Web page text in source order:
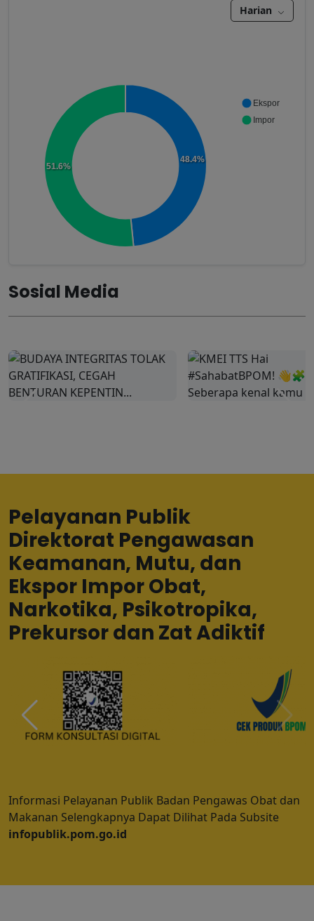
Harian
48.4%
51.6%
Ekspor
Impor
Sosial Media
Pelayanan Publik
Direktorat Pengawasan
Keamanan, Mutu, dan
Ekspor Impor Obat,
Narkotika, Psikotropika,
Prekursor dan Zat Adiktif
Informasi Pelayanan Publik Badan Pengawas Obat dan
Makanan Selengkapnya Dapat Dilihat Pada Subsite
infopublik.pom.go.id